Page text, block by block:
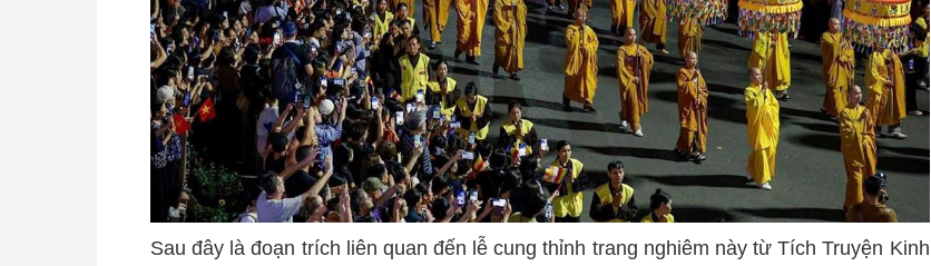
Sau đây là đoạn trích liên quan đến lễ cung thỉnh trang nghiêm này từ Tích Truyện Kinh